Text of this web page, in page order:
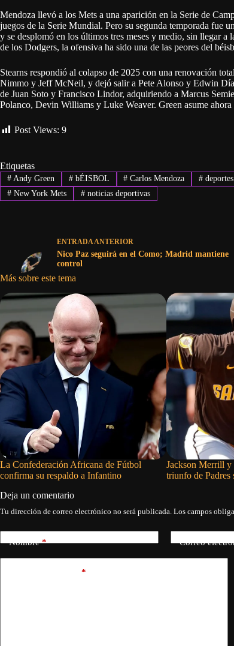
Mendoza llevó a los Mets a una aparición en la Serie de
juegos de la Serie Mundial. Pero su segunda temporada fue
y se desplomó en los últimos tres meses y medio, sin llegar a
de los Dodgers, la ofensiva ha sido una de las peores del
Stearns respondió al colapso de 2025 con una renovación
Nimmo y Jeff McNeil, y dejó salir a Pete Alonso y Edwin
de Juan Soto y Francisco Lindor, adquiriendo a Marcus
Polanco, Devin Williams y Luke Weaver. Green asume
Post Views: 9
Etiquetas
#Andy Green #bÉISBOL # Carlos Mendoza # deportes
#New York Mets #noticias deportivas
ENTRADA ANTERIOR
Nico Paz seguirá en el Como; Madrid mantiene
control
Más sobre este tema
La Confederación Africana de Fútbol
confirma su respaldo a Infantino
Jackson Merrill y
triunfo de Padres
Deja un comentario
Tu dirección de correo electrónico no será publicada. Los campos
Nombre* Correo
*